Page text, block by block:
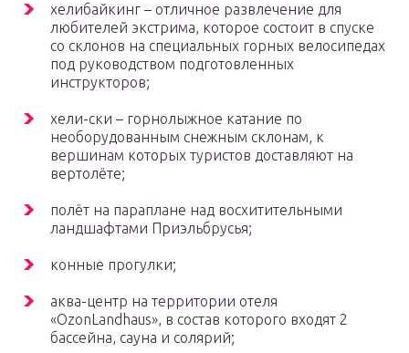
хелибайкинг – отличное развлечение для
любителей экстрима, которое состоит в спуске
со склонов на специальных горных велосипедах
под руководством подготовленных
инструкторов;
хели-ски – горнолыжное катание по
необорудованным снежным склонам, к
вершинам которых туристов доставляют на
вертолёте;
полёт на параплане над восхитительными
ландшафтами Приэльбрусья;
конные прогулки;
аква-центр на территории отеля
«OzonLandhaus», в состав которого входят 2
бассейна, сауна и солярий;